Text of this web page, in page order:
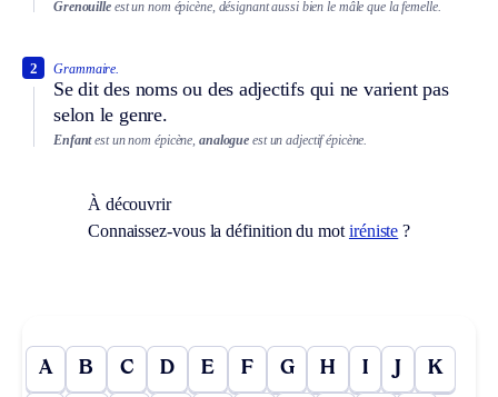
Grenouilleest un nom épicène, désignant aussi bien le mâle que la femelle.
Grammaire.
Se dit des noms ou des adjectifs qui ne varient pas
selon le genre.
2
Enfantest un nom épicène, analogue est un adjectif épicène.
À découvrir
Connaissez-vous la définition du mot iréniste ?
A B C D E F G H I J K